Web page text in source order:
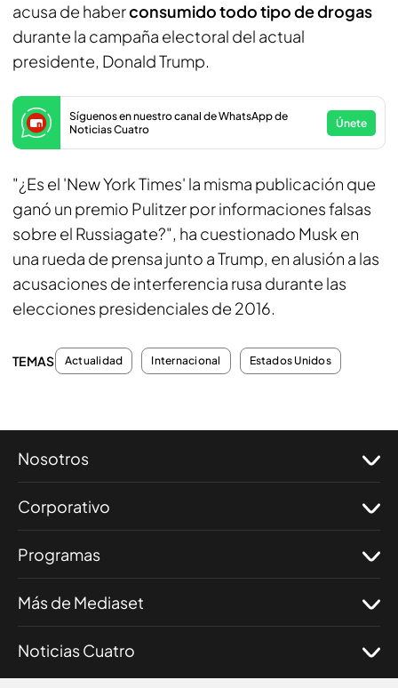
acusa de haberconsumido todo tipo de drogas
durante la campaña electoral del actual
presidente, Donald Trump.
Síguenos en nuestro canal de WhatsApp de
Noticias Cuatro
Únete
"¿Es el 'New York Times' la misma publicación que
ganó un premio Pulitzer por informaciones falsas
sobre el Russiagate?", ha cuestionado Musk en
una rueda de prensa junto a Trump, en alusión a las
acusaciones de interferencia rusa durante las
elecciones presidenciales de 2016.
TEMAS Actualidad Internacional Estados Unidos
Nosotros
Corporativo
Programas
Más de Mediaset
Noticias Cuatro